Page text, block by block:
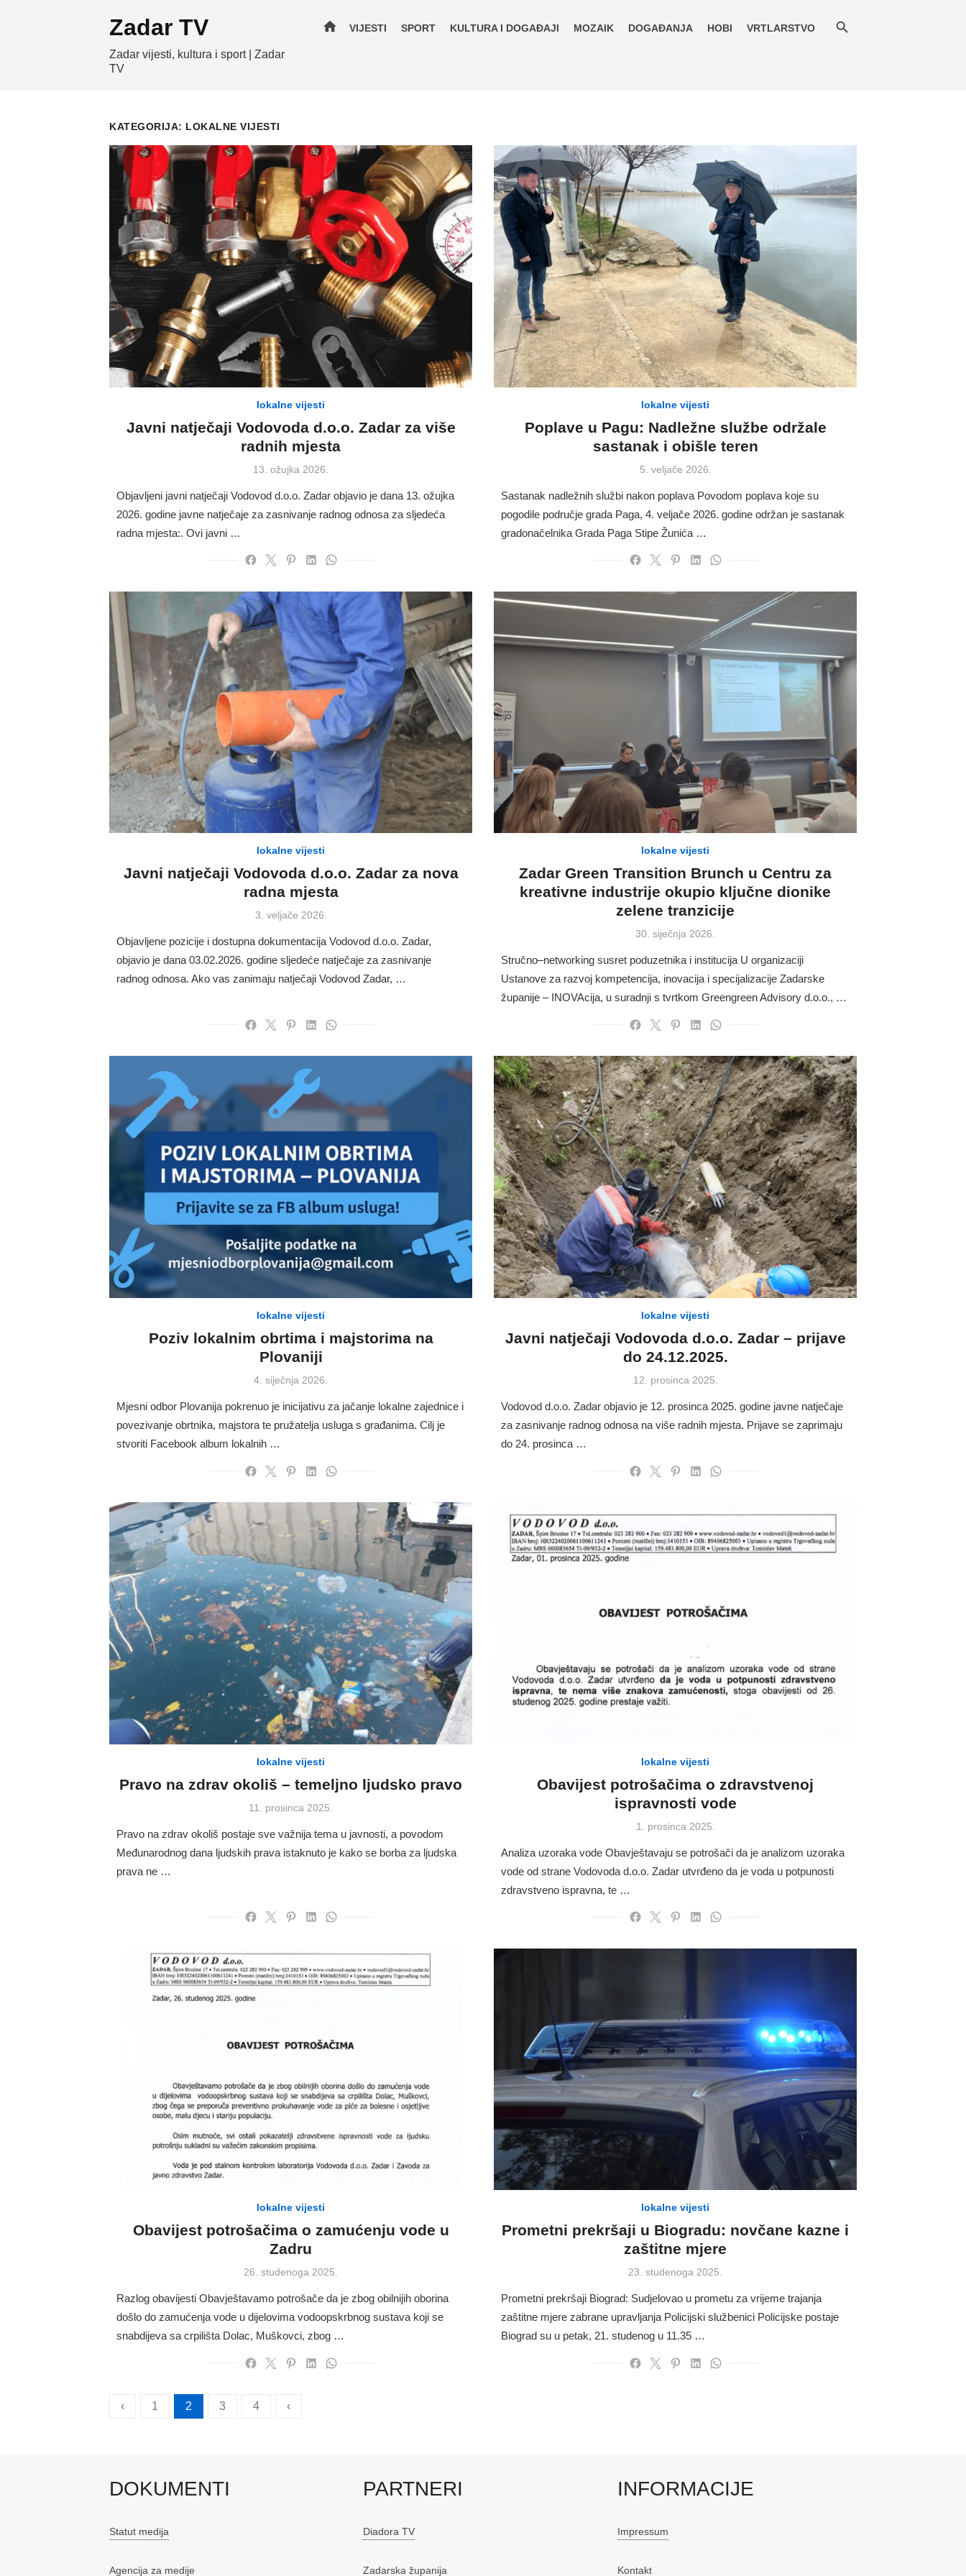
Zadar TV
Zadar vijesti, kultura i sport | Zadar
TV
home VIJESTI SPORT KULTURA I DOGAĐAJI MOZAIK DOGAĐANJA HOBI VRTLARSTVO
KATEGORIJA: LOKALNE VIJESTI
lokalne vijesti
Javni natječaji Vodovoda d.o.o. Zadar za više
radnih mjesta
Posted
13. ožujka 2026.
Objavljeni javni natječaji Vodovod d.o.o. Zadar objavio je dana 13. ožujka
2026. godine javne natječaje za zasnivanje radnog odnosa za sljedeća
radna mjesta:. Ovi javni …
lokalne vijesti
Poplave u Pagu: Nadležne službe održale
sastanak i obišle teren
Posted
5. veljače 2026.
Sastanak nadležnih službi nakon poplava Povodom poplava koje su
pogodile područje grada Paga, 4. veljače 2026. godine održan je sastanak
gradonačelnika Grada Paga Stipe Žunića …
lokalne vijesti
Javni natječaji Vodovoda d.o.o. Zadar za nova
radna mjesta
Posted
3. veljače 2026.
Objavljene pozicije i dostupna dokumentacija Vodovod d.o.o. Zadar,
objavio je dana 03.02.2026. godine sljedeće natječaje za zasnivanje
radnog odnosa. Ako vas zanimaju natječaji Vodovod Zadar, …
lokalne vijesti
Zadar Green Transition Brunch u Centru za
kreativne industrije okupio ključne dionike
zelene tranzicije
Posted
30. siječnja 2026.
Stručno–networking susret poduzetnika i institucija U organizaciji
Ustanove za razvoj kompetencija, inovacija i specijalizacije Zadarske
županije – INOVAcija, u suradnji s tvrtkom Greengreen Advisory d.o.o., …
lokalne vijesti
Poziv lokalnim obrtima i majstorima na
Plovaniji
Posted
4. siječnja 2026.
Mjesni odbor Plovanija pokrenuo je inicijativu za jačanje lokalne zajednice i
povezivanje obrtnika, majstora te pružatelja usluga s građanima. Cilj je
stvoriti Facebook album lokalnih …
lokalne vijesti
Javni natječaji Vodovoda d.o.o. Zadar – prijave
do 24.12.2025.
Posted
12. prosinca 2025.
Vodovod d.o.o. Zadar objavio je 12. prosinca 2025. godine javne natječaje
za zasnivanje radnog odnosa na više radnih mjesta. Prijave se zaprimaju
do 24. prosinca …
lokalne vijesti
Pravo na zdrav okoliš – temeljno ljudsko pravo
Posted
11. prosinca 2025.
Pravo na zdrav okoliš postaje sve važnija tema u javnosti, a povodom
Međunarodnog dana ljudskih prava istaknuto je kako se borba za ljudska
prava ne …
lokalne vijesti
Obavijest potrošačima o zdravstvenoj
ispravnosti vode
Posted
1. prosinca 2025.
Analiza uzoraka vode Obavještavaju se potrošači da je analizom uzoraka
vode od strane Vodovoda d.o.o. Zadar utvrđeno da je voda u potpunosti
zdravstveno ispravna, te …
lokalne vijesti
Obavijest potrošačima o zamućenju vode u
Zadru
Posted
26. studenoga 2025.
Razlog obavijesti Obavještavamo potrošače da je zbog obilnijih oborina
došlo do zamućenja vode u dijelovima vodoopskrbnog sustava koji se
snabdijeva sa crpilišta Dolac, Muškovci, zbog …
lokalne vijesti
Prometni prekršaji u Biogradu: novčane kazne i
zaštitne mjere
Posted
23. studenoga 2025.
Prometni prekršaji Biograd: Sudjelovao u prometu za vrijeme trajanja
zaštitne mjere zabrane upravljanja Policijski službenici Policijske postaje
Biograd su u petak, 21. studenog u 11.35 …
Brojevi
‹ 1 2 3 4 ‹
DOKUMENTI
Statut medija
Agencija za medije
PARTNERI
Diadora TV
Zadarska županija
INFORMACIJE
Impressum
Kontakt